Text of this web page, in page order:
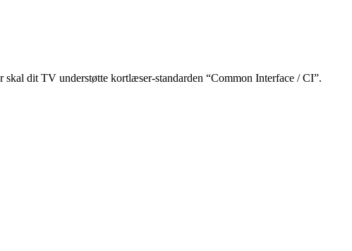
dit TV understøtte kortlæser-standarden “Common Interface / CI”.